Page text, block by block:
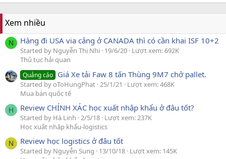
Xem nhiều
N Hàng đi USA via cảng ở CANADA thì có cần khai ISF 10+2
Started by Nguyễn Thị Nhi 19/6/20 Lượt xem: 692K
Thủ tục hải quan
Quảng cáo Giá Xe tải Faw 8 tấn Thùng 9M7 chở pallet.
Started by oToHungPhat 25/1/21
Lượt xem: 468K
Mua bán quốc tế
H Review CHÍNH XÁC học xuất nhập khẩu ở đâu tốt?
Started by Hà Linh 2/5/18 Lượt xem: 237K
Học xuất nhập khẩu-logistics
N Review học logistics ở đâu tốt
Started by Nguyễn Sung 13/10/18 Lượt xem: 145K